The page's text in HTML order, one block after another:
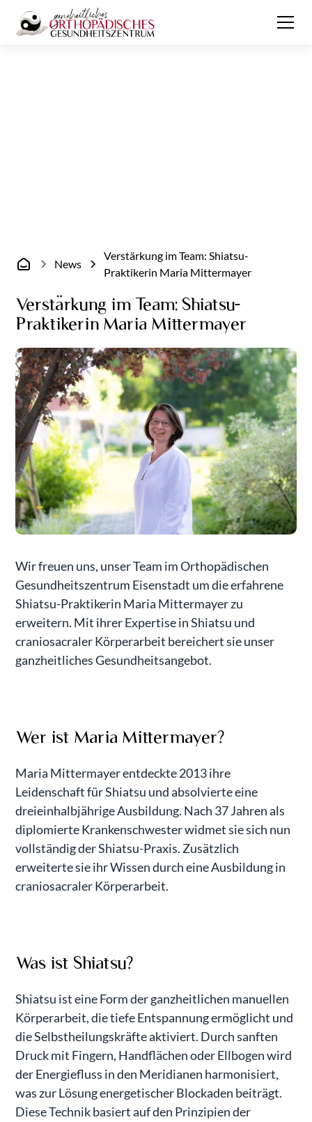
News
Verstärkung im Team: Shiatsu-
Praktikerin Maria Mittermayer
Verstärkung im Team: Shiatsu-
Praktikerin Maria Mittermayer
Wir freuen uns, unser Team im Orthopädischen
Gesundheitszentrum Eisenstadt um die erfahrene
Shiatsu-Praktikerin Maria Mittermayer zu
erweitern. Mit ihrer Expertise in Shiatsu und
craniosacraler Körperarbeit bereichert sie unser
ganzheitliches Gesundheitsangebot.
Wer ist Maria Mittermayer?
Maria Mittermayer entdeckte 2013 ihre
Leidenschaft für Shiatsu und absolvierte eine
dreieinhalbjährige Ausbildung. Nach 37 Jahren als
diplomierte Krankenschwester widmet sie sich nun
vollständig der Shiatsu-Praxis. Zusätzlich
erweiterte sie ihr Wissen durch eine Ausbildung in
craniosacraler Körperarbeit.
Was ist Shiatsu?
Shiatsu ist eine Form der ganzheitlichen manuellen
Körperarbeit, die tiefe Entspannung ermöglicht und
die Selbstheilungskräfte aktiviert. Durch sanften
Druck mit Fingern, Handflächen oder Ellbogen wird
der Energiefluss in den Meridianen harmonisiert,
was zur Lösung energetischer Blockaden beiträgt.
Diese Technik basiert auf den Prinzipien der